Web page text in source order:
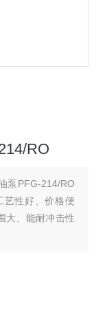
RO
泵PFG-214/RO
艺性好、价格便
大、能耐冲击性